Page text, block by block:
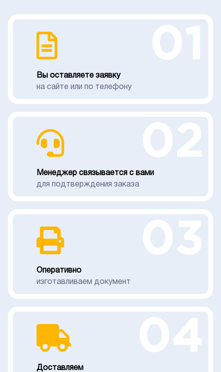
Вы оставляете заявку
на сайте или по телефону
Менеджер связывается с вами
для подтверждения заказа
Оперативно
изготавливаем документ
Доставляем